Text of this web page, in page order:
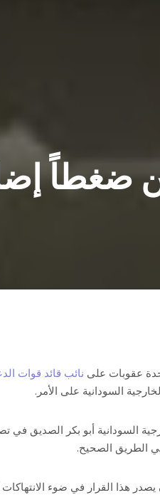
ضغطاً
عقوبات على نائب قائد قوات
السودانية على الأمر.
السودانية أبو بكر الصديق في
الطريق الصحيح.
هذا القرار في ضوء الانتهاكات